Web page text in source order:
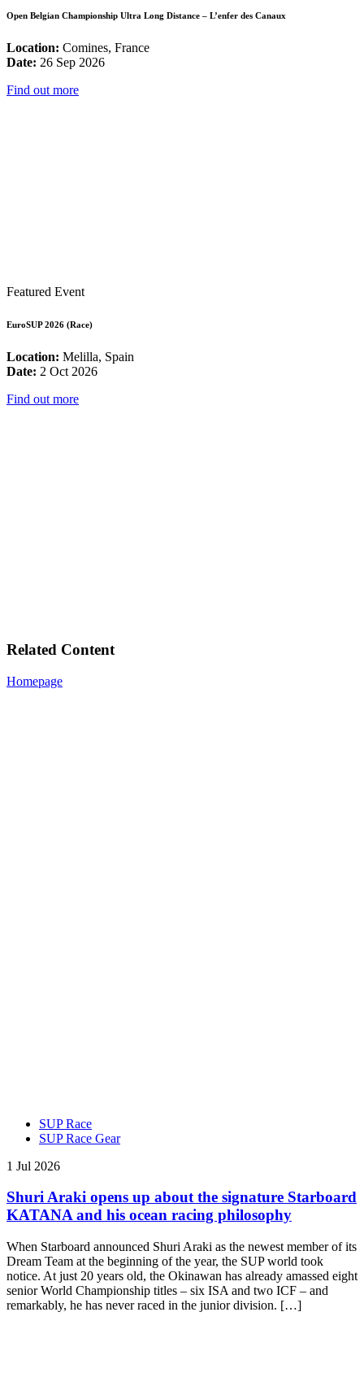
Open Belgian Championship Ultra Long Distance – L’enfer des Canaux
Location: Comines, France
Date: 26 Sep 2026
Find out more
Featured Event
EuroSUP 2026 (Race)
Location: Melilla, Spain
Date: 2 Oct 2026
Find out more
Related Content
Homepage
SUP Race
SUP Race Gear
1 Jul 2026
Shuri Araki opens up about the signature Starboard
KATANA and his ocean racing philosophy
When Starboard announced Shuri Araki as the newest member of its
Dream Team at the beginning of the year, the SUP world took
notice. At just 20 years old, the Okinawan has already amassed eight
senior World Championship titles – six ISA and two ICF – and
remarkably, he has never raced in the junior division. […]